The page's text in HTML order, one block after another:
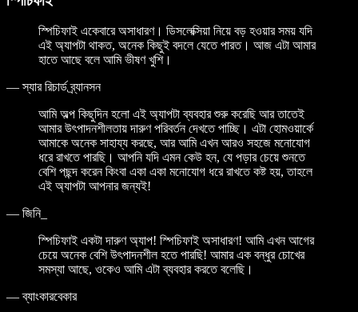
স্পিচিফাই একেবারে অসাধারণ। ডিসলেক্সিয়া নিয়ে বড় হওয়ার সময় যদি
এই অ্যাপটা থাকত, অনেক কিছুই বদলে যেতে পারত। আজ এটা আমার
হাতে আছে বলে আমি ভীষণ খুশি।
—স্যার রিচার্ড ব্র্যানসন
আমি অল্প কিছুদিন হলো এই অ্যাপটা ব্যবহার শুরু করেছি আর তাতেই
আমার উৎপাদনশীলতায় দারুণ পরিবর্তন দেখতে পাচ্ছি। এটা হোমওয়ার্কে
আমাকে অনেক সাহায্য করছে, আর আমি এখন আরও সহজে মনোযোগ
ধরে রাখতে পারছি। আপনি যদি এমন কেউ হন, যে পড়ার চেয়ে শুনতে
বেশি পছন্দ করেন কিংবা একা একা মনোযোগ ধরে রাখতে কষ্ট হয়, তাহলে
এই অ্যাপটা আপনার জন্যই!
— জিনি_
স্পিচিফাই একটা দারুণ অ্যাপ! স্পিচিফাই অসাধারণ! আমি এখন আগের
চেয়ে অনেক বেশি উৎপাদনশীল হতে পারছি! আমার এক বন্ধুর চোখের
সমস্যা আছে, ওকেও আমি এটা ব্যবহার করতে বলেছি।
—ব্যাংকারবেকার